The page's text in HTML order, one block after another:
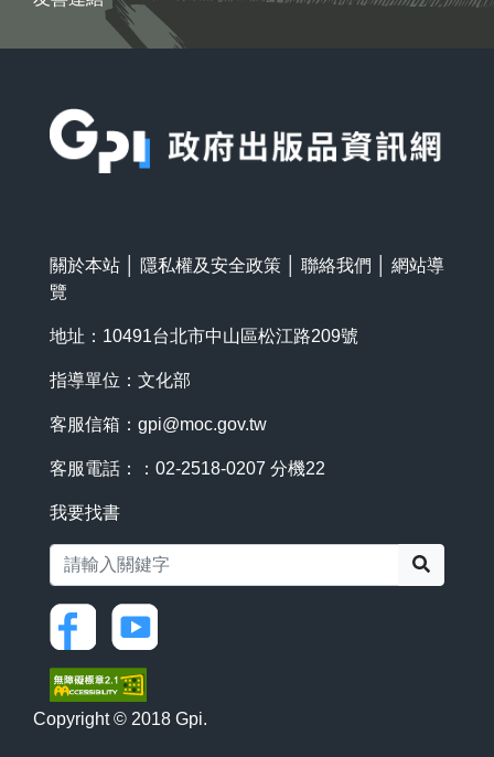
關於本站 隱私權及安全政策 聯絡我們
網站導
覽
地址：10491台北市中山區松江路209號
指導單位：文化部
客服信箱： gpi@moc.gov.tw
客服電話：：02-2518-0207 分機22
我要找書
Copyright © 2018 Gpi.